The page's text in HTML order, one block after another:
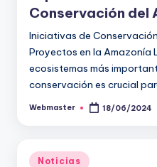
Conservación del
Iniciativas de
Proyectos en la Amazonía
ecosistemas más
conservación es crucial
Publicado
Webmaster 18/06/2024
Publicado
Noticias